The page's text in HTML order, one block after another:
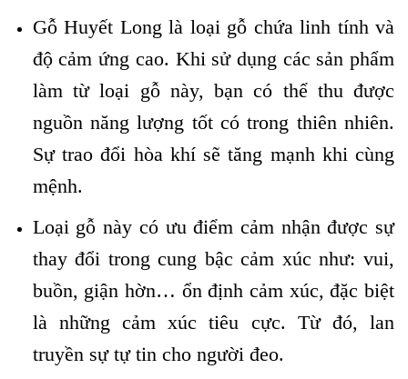
Gỗ Huyết Long là loại gỗ chứa linh tính và
độ cảm ứng cao. Khi sử dụng các sản phẩm
làm từ loại gỗ này, bạn có thể thu được
nguồn năng lượng tốt có trong thiên nhiên.
Sự trao đổi hòa khí sẽ tăng mạnh khi cùng
mệnh.
Loại gỗ này có ưu điểm cảm nhận được sự
thay đổi trong cung bậc cảm xúc như: vui,
buồn, giận hờn… ổn định cảm xúc, đặc biệt
là những cảm xúc tiêu cực. Từ đó, lan
truyền sự tự tin cho người đeo.